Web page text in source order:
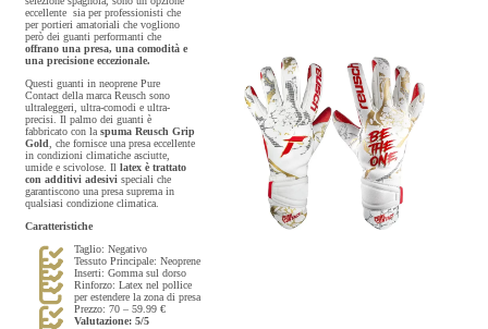
eccellente sia per professionisti che
per portieri amatoriali che vogliono
però dei guanti performanti che
offrano una presa, una comodità e
una precisione eccezionale.
Questi guanti in neoprene Pure
Contact della marca Reusch sono
ultraleggeri, ultra-comodi e ultra-
precisi. Il palmo dei guanti è
fabbricato con la spuma Reusch Grip
Gold, che fornisce una presa eccellente
in condizioni climatiche asciutte,
umide e scivolose. Il latex è trattato
con additivi adesivi speciali che
garantiscono una presa suprema in
qualsiasi condizione climatica.
Caratteristiche
Taglio: Negativo
Tessuto Principale: Neoprene
Inserti: Gomma sul dorso
Rinforzo: Latex nel pollice
per estendere la zona di presa
Prezzo: 70 – 59.99 €
Valutazione: 5/5